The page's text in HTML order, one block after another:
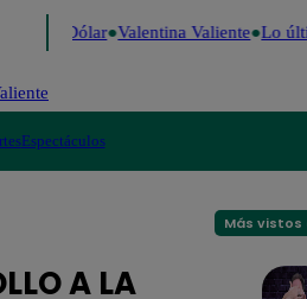
Dólar Valentina Valiente Lo
Espectáculos
A LA
Más vistos